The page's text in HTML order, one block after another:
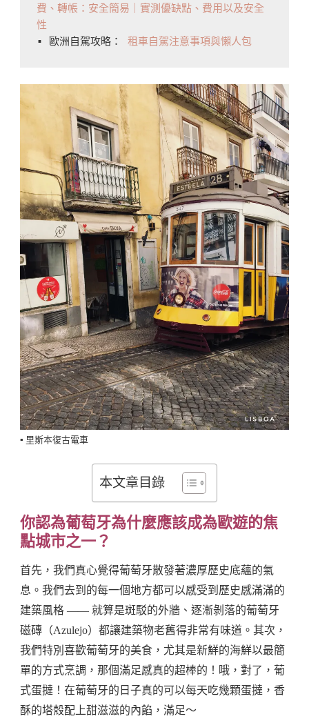
To
Know〉
費、轉帳：安全簡易｜實測優缺點、費用以及安全
性
▪️ 歐洲自駕攻略： 租車自駕注意事項與懶人包
▪️ 里斯本復古電車
本文章目錄
你認為葡萄牙為什麼應該成為歐遊的焦
點城市之一？
首先，我們真心覺得葡萄牙散發著濃厚歷史底蘊的氣
息。我們去到的每一個地方都可以感受到歷史感滿滿的
建築風格 —— 就算是斑駁的外牆、逐漸剝落的葡萄牙
磁磚（Azulejo）都讓建築物老舊得非常有味道。其次，
我們特別喜歡葡萄牙的美食，尤其是新鮮的海鮮以最簡
單的方式烹調，那個滿足感真的超棒的！哦，對了，葡
式蛋撻！在葡萄牙的日子真的可以每天吃幾顆蛋撻，香
酥的塔殼配上甜滋滋的內餡，滿足～